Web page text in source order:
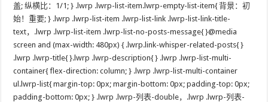
盖; 纵横比：1/1; } .lwrp .lwrp-list-item.lwrp-empty-list-item{ 背景：初
始！重要; } .lwrp .lwrp-list-item .lwrp-list-link .lwrp-list-link-title-
text，.lwrp .lwrp-list-item .lwrp-list-no-posts-message{ }@media
screen and (max-width: 480px) { .lwrp.link-whisper-related-posts{ }
.lwrp .lwrp-title{ }.lwrp .lwrp-description{ } .lwrp .lwrp-list-multi-
container{ flex-direction: column; } .lwrp .lwrp-list-multi-container
ul.lwrp-list{ margin-top: 0px; margin-bottom: 0px; padding-top: 0px;
padding-bottom: 0px; } .lwrp .lwrp-列表-double，.lwrp .lwrp-列表-